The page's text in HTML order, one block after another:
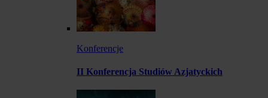
Konferencje
II Konferencja Studiów Azjatyckich